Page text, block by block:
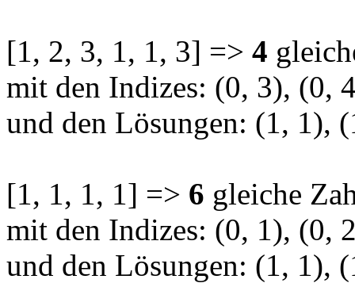
[1, 2, 3, 1, 1, 3] => 4
mit den Indizes: (0, 3), (0,
und den Lösungen: (1, 1),
[1, 1, 1, 1] => 6 gleiche
mit den Indizes: (0, 1), (0,
und den Lösungen: (1, 1),